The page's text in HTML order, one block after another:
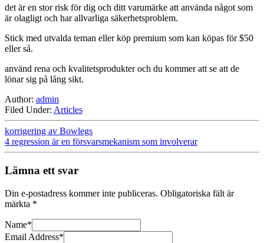
det är en stor risk för dig och ditt varumärke att använda något som
är olagligt och har allvarliga säkerhetsproblem.
Stick med utvalda teman eller köp premium som kan köpas för $50
eller så.
använd rena och kvalitetsprodukter och du kommer att se att de
lönar sig på lång sikt.
Author: admin
Filed Under: Articles
korrigering av Bowlegs
4 regression är en försvarsmekanism som involverar
Lämna ett svar
Din e-postadress kommer inte publiceras. Obligatoriska fält är
märkta *
Name*
Email Address*